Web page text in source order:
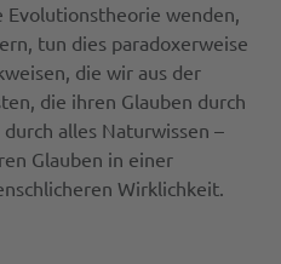
Evolutionstheorie wenden,
tun dies paradoxerweise
die wir aus der
die ihren Glauben durch
alles Naturwissen –
Glauben in einer
Wirklichkeit.